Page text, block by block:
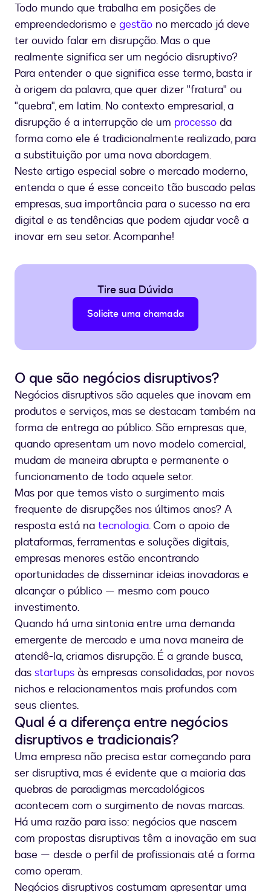
Todo mundo que trabalha em posições de
empreendedorismo e gestão no mercado já deve
ter ouvido falar em disrupção. Mas o que
realmente significa ser um negócio disruptivo?
Para entender o que significa esse termo, basta ir
à origem da palavra, que quer dizer "fratura" ou
"quebra", em latim. No contexto empresarial, a
disrupção é a interrupção de um processo da
forma como ele é tradicionalmente realizado, para
a substituição por uma nova abordagem.
Neste artigo especial sobre o mercado moderno,
entenda o que é esse conceito tão buscado pelas
empresas, sua importância para o sucesso na era
digital e as tendências que podem ajudar você a
inovar em seu setor. Acompanhe!
Tire sua Dúvida
Solicite uma chamada
O que são negócios disruptivos?
Negócios disruptivos são aqueles que inovam em
produtos e serviços, mas se destacam também na
forma de entrega ao público. São empresas que,
quando apresentam um novo modelo comercial,
mudam de maneira abrupta e permanente o
funcionamento de todo aquele setor.
Mas por que temos visto o surgimento mais
frequente de disrupções nos últimos anos? A
resposta está na tecnologia. Com o apoio de
plataformas, ferramentas e soluções digitais,
empresas menores estão encontrando
oportunidades de disseminar ideias inovadoras e
alcançar o público — mesmo com pouco
investimento.
Quando há uma sintonia entre uma demanda
emergente de mercado e uma nova maneira de
atendê-la, criamos disrupção. É a grande busca,
das startups às empresas consolidadas, por novos
nichos e relacionamentos mais profundos com
seus clientes.
Qual é a diferença entre negócios
disruptivos e tradicionais?
Uma empresa não precisa estar começando para
ser disruptiva, mas é evidente que a maioria das
quebras de paradigmas mercadológicos
acontecem com o surgimento de novas marcas.
Há uma razão para isso: negócios que nascem
com propostas disruptivas têm a inovação em sua
base — desde o perfil de profissionais até a forma
como operam.
Negócios disruptivos costumam apresentar uma